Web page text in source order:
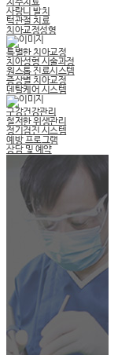
치주치료
사랑니 발치
턱관절 치료
치아교정성형
특별한 치아교정
치아성형 시술과정
원스톱 진료시스템
증상별 치아교정
덴탈케어 시스템
구강건강관리
철저한 위생관리
정기검진 시스템
예방 프로그램
상담 및 예약